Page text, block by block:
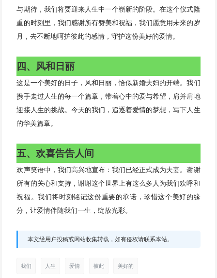
与期待，我们将要迎来人生中一个崭新的阶段。在这个仪式隆
重的时刻里，我们感谢所有赞美和祝福，我们愿意用未来的岁
月，去不断地呵护彼此的感情，守护这份美好的爱情。
四、风和日丽
这是一个美好的日子，风和日丽，恰似新婚夫妇的开端。我们
携手走过人生的每一个篇章，带着心中的爱与希望，肩并肩地
迎接人生的挑战。今天的我们，追逐着爱情的梦想，写下人生
的华美篇章。
五、欢喜告告人间
欢声笑语中，我们高兴地宣布：我们已经正式成为夫妻。谢谢
所有的关心和支持，谢谢这个世界上有这么多人为我们欢呼和
祝福。我们将时刻铭记这份重要的承诺，珍惜这个美好的缘
分，让爱情伴随我们一生，绽放光彩。
本文经用户投稿或网站收集转载，如有侵权请联系本站。
我们 人生 爱情 彼此 美好的